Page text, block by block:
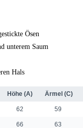
Ösen
unterem Saum
Hals